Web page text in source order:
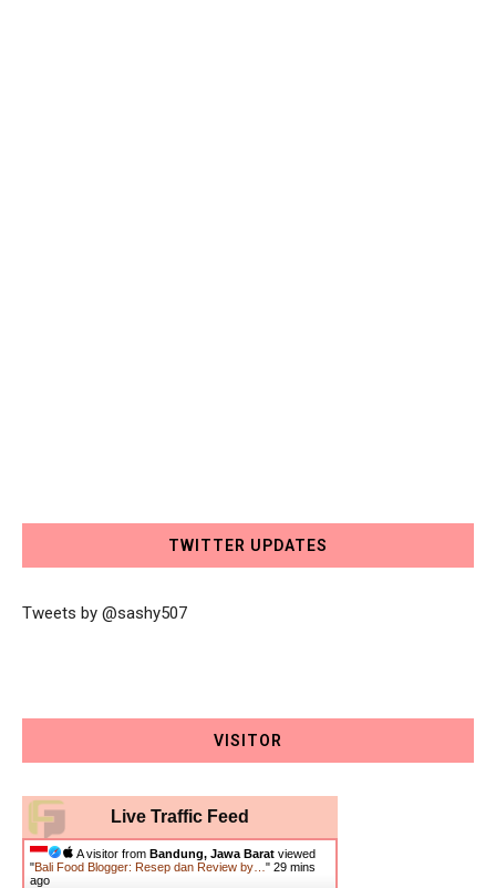
TWITTER UPDATES
Tweets by @sashy507
VISITOR
Live Traffic Feed
A visitor from Bandung, Jawa Barat viewed
"Bali Food Blogger: Resep dan Review by… " 29 mins
ago